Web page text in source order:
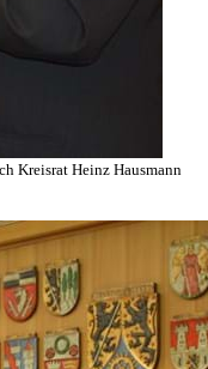
Kreisrat Heinz Hausmann